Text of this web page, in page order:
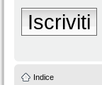
Iscriviti
Indice